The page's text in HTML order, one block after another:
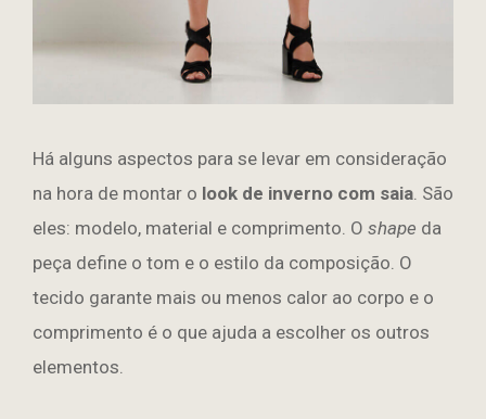
Há alguns aspectos para se levar em consideração
na hora de montar o look de inverno com saia. São
eles: modelo, material e comprimento. O shape da
peça define o tom e o estilo da composição. O
tecido garante mais ou menos calor ao corpo e o
comprimento é o que ajuda a escolher os outros
elementos.